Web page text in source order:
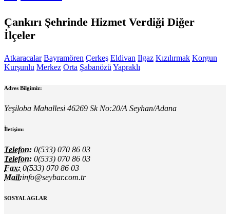
Çankırı Şehrinde Hizmet Verdiği Diğer
İlçeler
Atkaracalar Bayramören Çerkeş Eldivan Ilgaz Kızılırmak Korgun
Kurşunlu Merkez Orta ŞabanözüYapraklı
Adres Bilgimiz:
Yeşiloba Mahallesi 46269 Sk No:20/A Seyhan/Adana
İletişim:
Telefon: 0(533) 070 86 03
Telefon: 0(533) 070 86 03
Fax: 0(533) 070 86 03
Mail:info@seybar.com.tr
SOSYAL AGLAR